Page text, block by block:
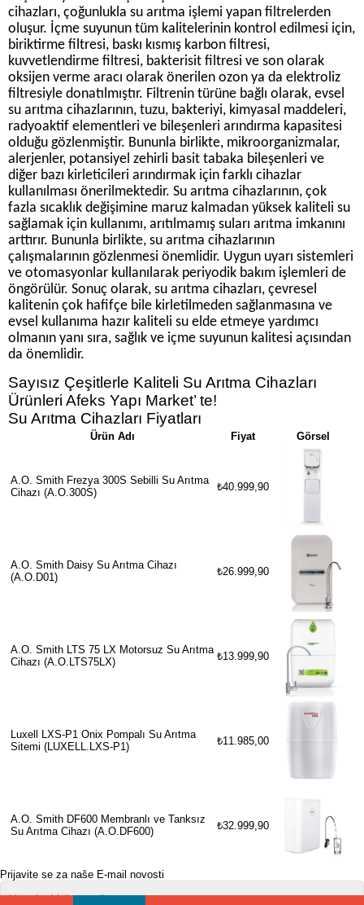
cihazları, çoğunlukla su arıtma işlemi yapan filtrelerden
oluşur. İçme suyunun tüm kalitelerinin kontrol edilmesi için,
biriktirme filtresi, baskı kısmış karbon filtresi,
kuvvetlendirme filtresi, bakterisit filtresi ve son olarak
oksijen verme aracı olarak önerilen ozon ya da elektroliz
filtresiyle donatılmıştır. Filtrenin türüne bağlı olarak, evsel
su arıtma cihazlarının, tuzu, bakteriyi, kimyasal maddeleri,
radyoaktif elementleri ve bileşenleri arındırma kapasitesi
olduğu gözlenmiştir. Bununla birlikte, mikroorganizmalar,
alerjenler, potansiyel zehirli basit tabaka bileşenleri ve
diğer bazı kirleticileri arındırmak için farklı cihazlar
kullanılması önerilmektedir. Su arıtma cihazlarının, çok
fazla sıcaklık değişimine maruz kalmadan yüksek kaliteli su
sağlamak için kullanımı, arıtılmamış suları arıtma imkanını
arttırır. Bununla birlikte, su arıtma cihazlarının
çalışmalarının gözlenmesi önemlidir. Uygun uyarı sistemleri
ve otomasyonlar kullanılarak periyodik bakım işlemleri de
öngörülür. Sonuç olarak, su arıtma cihazları, çevresel
kalitenin çok hafifçe bile kirletilmeden sağlanmasına ve
evsel kullanıma hazır kaliteli su elde etmeye yardımcı
olmanın yanı sıra, sağlık ve içme suyunun kalitesi açısından
da önemlidir.
Sayısız Çeşitlerle Kaliteli Su Arıtma Cihazları
Ürünleri Afeks Yapı Market’ te!
Su Arıtma Cihazları Fiyatları
Ürün Adı Fiyat Görsel
A.O. Smith Frezya 300S Sebilli Su Arıtma
Cihazı (A.O.300S)
₺40.999,90
A.O. Smith Daisy Su Arıtma Cihazı
(A.O.D01)
₺26.999,90
A.O. Smith LTS 75 LX Motorsuz Su Arıtma
Cihazı (A.O.LTS75LX)
₺13.999,90
Luxell LXS-P1 Onix Pompalı Su Arıtma
Sitemi (LUXELL.LXS-P1)
₺11.985,00
A.O. Smith DF600 Membranlı ve Tanksız
Su Arıtma Cihazı (A.O.DF600)
₺32.999,90
Prijavite se za naše E-mail novosti